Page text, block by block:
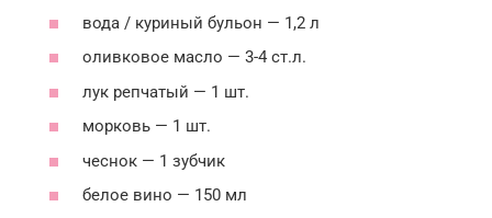
вода / куриный бульон — 1,2 л
оливковое масло — 3-4 ст.л.
лук репчатый — 1 шт.
морковь — 1 шт.
чеснок — 1 зубчик
белое вино — 150 мл